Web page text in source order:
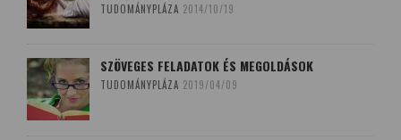
TUDOMÁNYPLÁZA 2014/10/19
SZÖVEGES FELADATOK ÉS MEGOLDÁSOK
TUDOMÁNYPLÁZA 2019/04/09